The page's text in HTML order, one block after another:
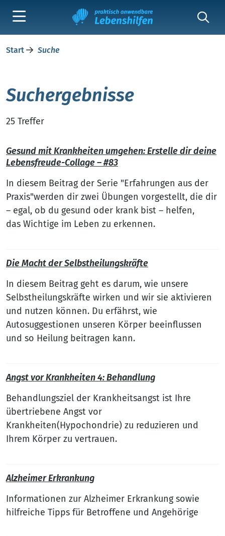
Start Suche
Suchergebnisse
25 Treffer
Gesund mit Krankheiten umgehen: Erstelle dir deine
Lebensfreude-Collage – #83
In diesem Beitrag der Serie "Erfahrungen aus der
Praxis"werden dir zwei Übungen vorgestellt, die dir
– egal, ob du gesund oder krank bist – helfen,
das Wichtige im Leben zu erkennen.
Die Macht der Selbstheilungskräfte
In diesem Beitrag geht es darum, wie unsere
Selbstheilungskräfte wirken und wir sie aktivieren
und nutzen können. Du erfährst, wie
Autosuggestionen unseren Körper beeinflussen
und so Heilung beitragen kann.
Angst vor Krankheiten 4: Behandlung
Behandlungsziel der Krankheitsangst ist Ihre
übertriebene Angst vor
Krankheiten(Hypochondrie) zu reduzieren und
Ihrem Körper zu vertrauen.
Alzheimer Erkrankung
Informationen zur Alzheimer Erkrankung sowie
hilfreiche Tipps für Betroffene und Angehörige